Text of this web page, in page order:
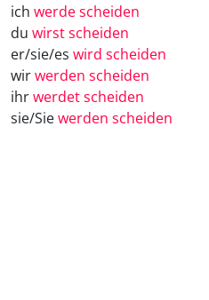
ich werde scheiden
du wirst scheiden
er/sie/es wird scheiden
wirwerden scheiden
ihrwerdet scheiden
sie/Siewerden scheiden